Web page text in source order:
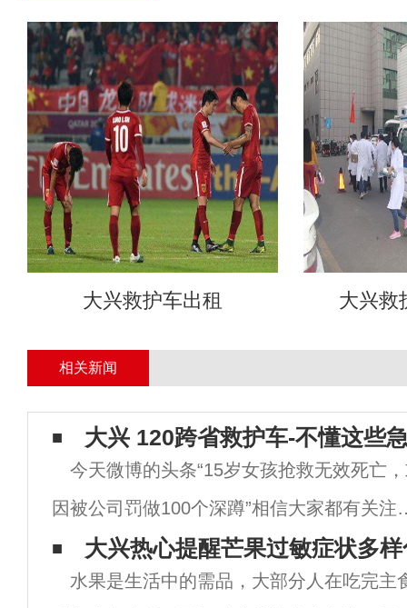
大兴救护车出租 大兴救
相关新闻
大兴 120跨省救护车-不懂这些
今天微博的头条“15岁女孩抢救无效死亡
因被公司罚做100个深蹲”相信大家都有关注
同时今天，日本朝日新闻也发布一条新闻“
生徒（１６）が練習直後に倒れ、今月５日
大兴热心提醒芒果过敏症状多
水果是生活中的需品，大部分人在吃完主